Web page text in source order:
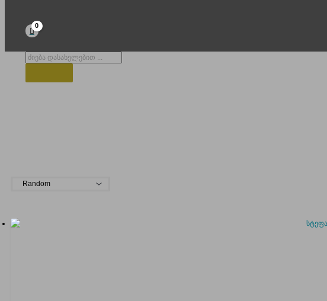
Products